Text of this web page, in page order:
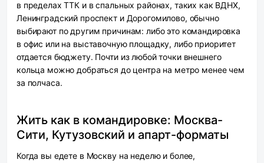
в пределах ТТК и в спальных районах, таких как ВДНХ,
Ленинградский проспект и Дорогомилово, обычно
выбирают по другим причинам: либо это командировка
в офис или на выставочную площадку, либо приоритет
отдается бюджету. Почти из любой точки внешнего
кольца можно добраться до центра на метро менее чем
за полчаса.
Жить как в командировке: Москва-
Сити, Кутузовский и апарт-форматы
Когда вы едете в Москву на неделю и более,